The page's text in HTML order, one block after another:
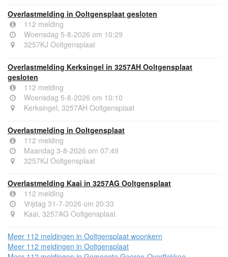
Overlastmelding in Ooltgensplaat gesloten
112 melding
Woensdag 5-8-2026 om 10:29
3257KJ Ooltgensplaat
Overlastmelding Kerksingel in 3257AH Ooltgensplaat
gesloten
112 melding
Woensdag 5-8-2026 om 10:10
Kerksingel, 3257AH Ooltgensplaat
Overlastmelding in Ooltgensplaat
112 melding
Maandag 3-8-2026 om 07:49
3257KJ Ooltgensplaat
Overlastmelding Kaai in 3257AG Ooltgensplaat
112 melding
Vrijdag 31-7-2026 om 20:33
Kaai, 3257AG Ooltgensplaat
Meer 112 meldingen in Ooltgensplaat woonkern
Meer 112 meldingen in Ooltgensplaat